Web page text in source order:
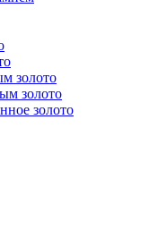
золото
золото
золото